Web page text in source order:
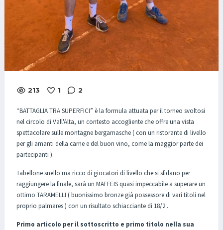
213 1 2
“BATTAGLIA TRA SUPERFICI” è la formula attuata per il torneo svoltosi
nel circolo di Vall'Alta, un contesto accogliente che offre una vista
spettacolare sulle montagne bergamasche ( con un ristorante di livello
per gli amanti della carne e del buon vino, come la maggior parte dei
partecipanti ).
Tabellone snello ma ricco di giocatori di livello che si sfidano per
raggiungere la finale, sarà un MAFFEIS quasi impeccabile a superare un
ottimo TARAMELLI ( buonissimo bronze già possessore di vari titoli nel
proprio palmares ) con un risultato schiacciante di 18/2 .
Primo articolo per il sottoscritto e primo titolo nella sua